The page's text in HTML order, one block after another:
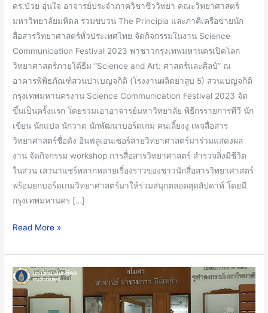
ดร.ป๋วย อุ่นใจ อาจารย์ประจำภาควิชาชีววิทยา คณะวิทยาศาสตร์
มหาวิทยาลัยมหิดล ร่วมขบวน The Principia และภาคีเครือข่ายนัก
สื่อสารวิทยาศาสตร์ทั่วประเทศไทย จัดกิจกรรมในงาน Science
Communication Festival 2023 พาชาวกรุงเทพมหานครเปิดโลก
วิทยาศาสตร์ภายใต้ธีม “Science and Art: ศาสตร์และศิลป์” ณ
อาคารพิพิธภัณฑ์สวนป่าเบญจกิติ (โรงงานผลิตยาสูบ 5) สวนเบญจกิติ
กรุงเทพมหานครงาน Science Communication Festival 2023 จัด
ขึ้นเป็นครั้งแรก โดยรวมเอาอาจารย์มหาวิทยาลัย พิธีกรรายการทีวี นัก
เขียน นักแปล นักวาด นักพัฒนาบอร์ดเกม คนเลี้ยงงู เพจสื่อสาร
วิทยาศาสตร์ชื่อดัง อินฟลูเอนเซอร์สายวิทยาศาสตร์มาร่วมแสดงผล
งาน จัดกิจกรรม workshop การสื่อสารวิทยาศาสตร์ สำรวจสิ่งมีชีวิต
ในสวน เสวนาแชร์หลากหลายเรื่องราวของชาวนักสื่อสารวิทยาศาสตร์
พร้อมยกบอร์ดเกมวิทยาศาสตร์มาให้ร่วมสนุกตลอดสุดสัปดาห์ โดยมี
กรุงเทพมหานคร […]
กิจกรรม
ใน
งาน
Science
Communication
Festival
2023
Read More »
ผู้
ช่วย
ศาสตราจารย์